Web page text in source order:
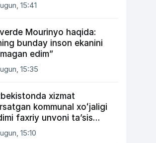
15:41
Mourinyo haqida:
bunday inson ekanini
edim”
15:35
xizmat
kommunal xoʻjaligi
faxriy unvoni taʼsis
mumkin
15:10